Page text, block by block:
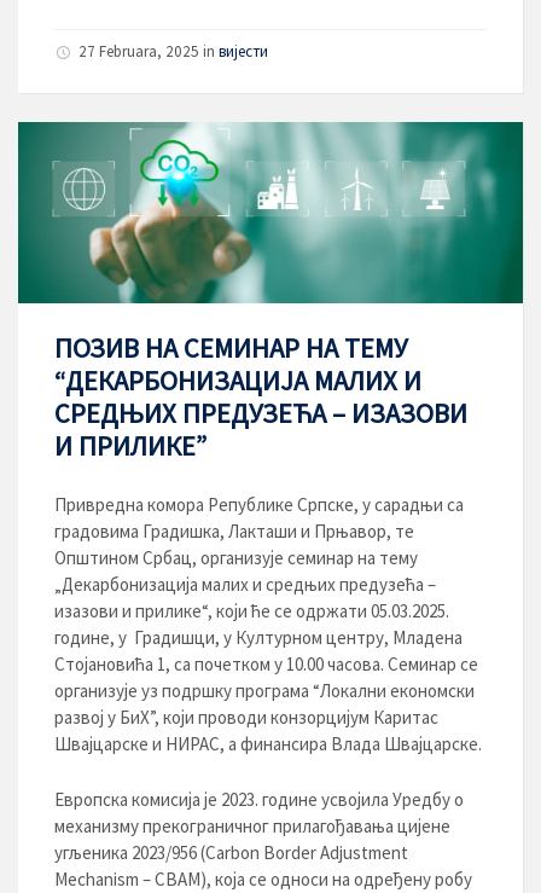
27 Februara, 2025 in вијести
ПОЗИВ НА СЕМИНАР НА ТЕМУ
“ДЕКАРБОНИЗАЦИЈА МАЛИХ И
СРЕДЊИХ ПРЕДУЗЕЋА – ИЗАЗОВИ
И ПРИЛИКЕ”
Привредна комора Републике Српске, у сарадњи са
градовима Градишка, Лакташи и Прњавор, те
Општином Србац, организује семинар на тему
„Декарбонизација малих и средњих предузећа –
изазови и прилике“, који ће се одржати 05.03.2025.
године, у Градишци, у Културном центру, Младена
Стојановића 1, са почетком у 10.00 часова. Семинар се
организује уз подршку програма “Локални економски
развој у БиХ”, који проводи конзорцијум Каритас
Швајцарске и НИРАС, а финансира Влада Швајцарске.
Европска комисија је 2023. године усвојила Уредбу о
механизму прекограничног прилагођавања цијене
угљеника 2023/956 (Carbon Border Adjustment
Mechanism – CBAM), која се односи на одређену робу